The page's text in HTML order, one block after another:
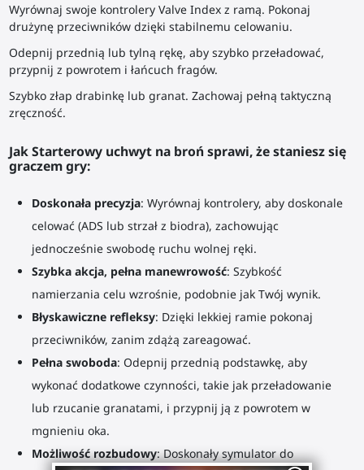
Wyrównaj swoje kontrolery Valve Index z ramą. Pokonaj
drużynę przeciwników dzięki stabilnemu celowaniu.
Odepnij przednią lub tylną rękę, aby szybko przeładować,
przypnij z powrotem i łańcuch fragów.
Szybko złap drabinkę lub granat. Zachowaj pełną taktyczną
zręczność.
JakStarterowy uchwyt na brońsprawi, że staniesz się
graczem gry:
Doskonała precyzja: Wyrównaj kontrolery, aby doskonale
celować (ADS lub strzał z biodra), zachowując
jednocześnie swobodę ruchu wolnej ręki.
Szybka akcja, pełna manewrowość: Szybkość
namierzania celu wzrośnie, podobnie jak Twój wynik.
Błyskawiczne refleksy: Dzięki lekkiej ramie pokonaj
przeciwników, zanim zdążą zareagować.
Pełna swoboda: Odepnij przednią podstawkę, aby
wykonać dodatkowe czynności, takie jak przeładowanie
lub rzucanie granatami, i przypnij ją z powrotem w
mgnieniu oka.
Możliwość rozbudowy: Doskonały symulator do